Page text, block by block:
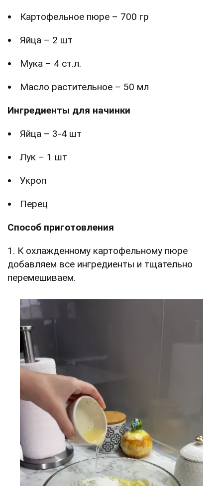
Картофельное пюре – 700 гр
Яйца – 2 шт
Мука – 4 ст.л.
Масло растительное – 50 мл
Ингредиенты для начинки
Яйца – 3-4 шт
Лук – 1 шт
Укроп
Перец
Способ приготовления
1. К охлажденному картофельному пюре
добавляем все ингредиенты и тщательно
перемешиваем.